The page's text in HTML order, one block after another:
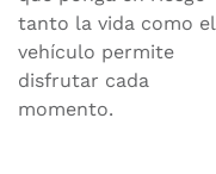
tanto la vida como el
vehículo permite
disfrutar cada
momento.